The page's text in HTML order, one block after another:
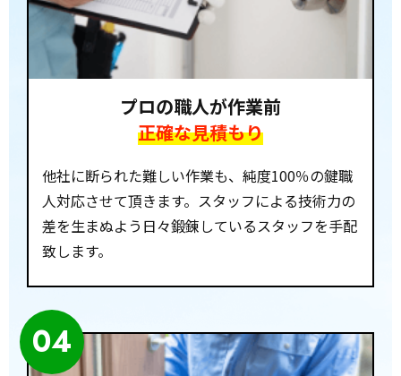
プロの職人が作業前
正確な見積もり
他社に断られた難しい作業も、純度100％の鍵職
人対応させて頂きます。スタッフによる技術力の
差を生まぬよう日々鍛錬しているスタッフを手配
致します。
04